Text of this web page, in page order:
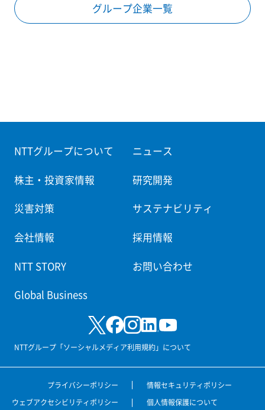
グループ企業一覧
NTTグループについて ニュース
株主・投資家情報 研究開発
災害対策 サステナビリティ
会社情報 採用情報
NTT STORY お問い合わせ
Global Business
NTTグループ「ソーシャルメディア利用規約」について
プライバシーポリシー
情報セキュリティポリシー
ウェブアクセシビリティポリシー
個人情報保護について